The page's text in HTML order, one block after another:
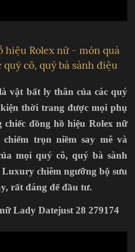
hiệu Rolex nữ - món quà
cô, quý bà sành điệu
vật bất ly thân của các quý
thời trang được mọi phụ
chiếc đồng hồ hiệu Rolex nữ
trọn niềm say mê và
mọi quý cô, quý bà sành
Luxury chiêm ngưỡng bộ sưu
rất đáng để đầu tư.
Lady Datejust 28 279174